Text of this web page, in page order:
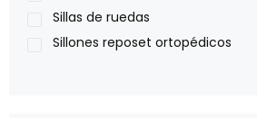
Xiehe Medical
Sillas de ruedas
Sillones reposet ortopédicos